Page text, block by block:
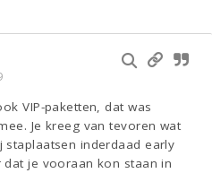
VIP-paketten, dat was
Je kreeg van tevoren wat
staplaatsen inderdaad early
dat je vooraan kon staan in